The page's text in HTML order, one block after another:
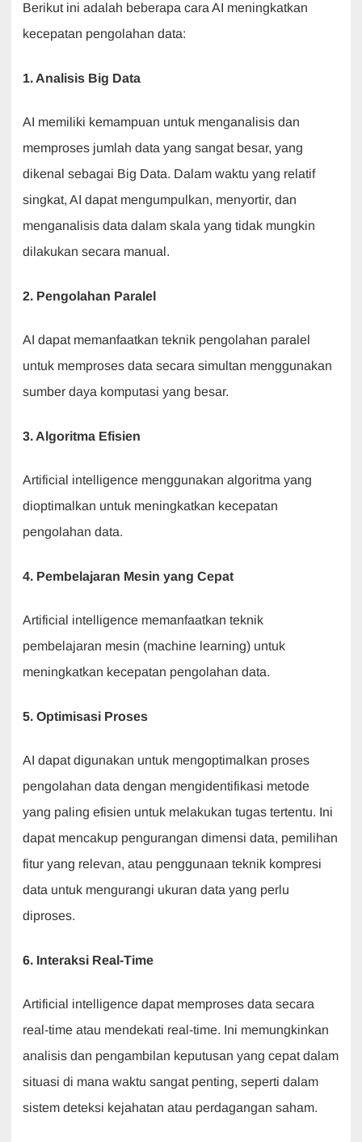
Berikut ini adalah beberapa cara AI meningkatkan
kecepatan pengolahan data:
1. Analisis Big Data
AI memiliki kemampuan untuk menganalisis dan
memproses jumlah data yang sangat besar, yang
dikenal sebagai Big Data. Dalam waktu yang relatif
singkat, AI dapat mengumpulkan, menyortir, dan
menganalisis data dalam skala yang tidak mungkin
dilakukan secara manual.
2. Pengolahan Paralel
AI dapat memanfaatkan teknik pengolahan paralel
untuk memproses data secara simultan menggunakan
sumber daya komputasi yang besar.
3. Algoritma Efisien
Artificial intelligence menggunakan algoritma yang
dioptimalkan untuk meningkatkan kecepatan
pengolahan data.
4. Pembelajaran Mesin yang Cepat
Artificial intelligence memanfaatkan teknik
pembelajaran mesin (machine learning) untuk
meningkatkan kecepatan pengolahan data.
5. Optimisasi Proses
AI dapat digunakan untuk mengoptimalkan proses
pengolahan data dengan mengidentifikasi metode
yang paling efisien untuk melakukan tugas tertentu. Ini
dapat mencakup pengurangan dimensi data, pemilihan
fitur yang relevan, atau penggunaan teknik kompresi
data untuk mengurangi ukuran data yang perlu
diproses.
6. Interaksi Real-Time
Artificial intelligence dapat memproses data secara
real-time atau mendekati real-time. Ini memungkinkan
analisis dan pengambilan keputusan yang cepat dalam
situasi di mana waktu sangat penting, seperti dalam
sistem deteksi kejahatan atau perdagangan saham.